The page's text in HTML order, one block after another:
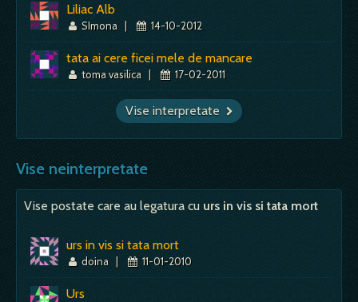
Liliac Alb
SImona | 14-10-2012
tata ai cere ficei mele de mancare
toma vasilica | 17-02-2011
Vise interpretate
Vise neinterpretate
Vise postate care au legatura cu urs in vis si tata mort
urs in vis si tata mort
doina | 11-01-2010
Urs